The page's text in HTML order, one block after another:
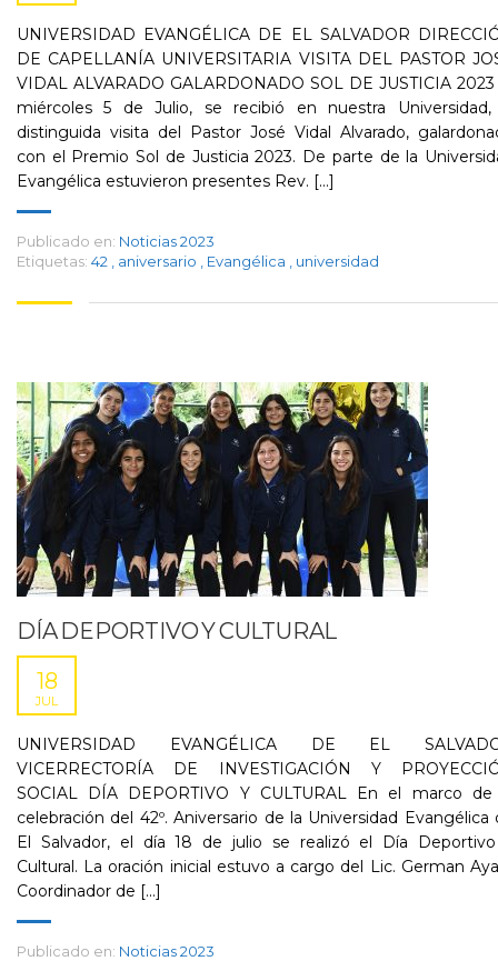
UNIVERSIDAD EVANGÉLICA DE EL SALVADOR
DE CAPELLANÍA UNIVERSITARIA VISITA DEL PASTOR
VIDAL ALVARADO GALARDONADO SOL DE JUSTICIA
miércoles 5 de Julio, se recibió en nuestra Universidad,
distinguida visita del Pastor José Vidal Alvarado,
con el Premio Sol de Justicia 2023. De parte de la
Evangélica estuvieron presentes Rev. [...]
Publicado en: Noticias 2023
Etiquetas: 42 aniversario Evangélica universidad
DÍA DEPORTIVO Y CULTURAL
18
JUL
UNIVERSIDAD EVANGÉLICA DE EL
VICERRECTORÍA DE INVESTIGACIÓN Y
SOCIAL DÍA DEPORTIVO Y CULTURAL En el marco
celebración del 42º. Aniversario de la Universidad Evangélica
El Salvador, el día 18 de julio se realizó el Día
Cultural. La oración inicial estuvo a cargo del Lic. German
Coordinador de [...]
Publicado en: Noticias 2023